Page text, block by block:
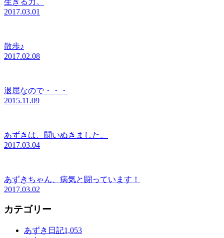
2017.03.01
散歩♪
2017.02.08
退屈なので・・・
2015.11.09
あずきは、闘いぬきました。
2017.03.04
あずきちゃん、病気と闘っています！
2017.03.02
カテゴリー
あずき日記1,053